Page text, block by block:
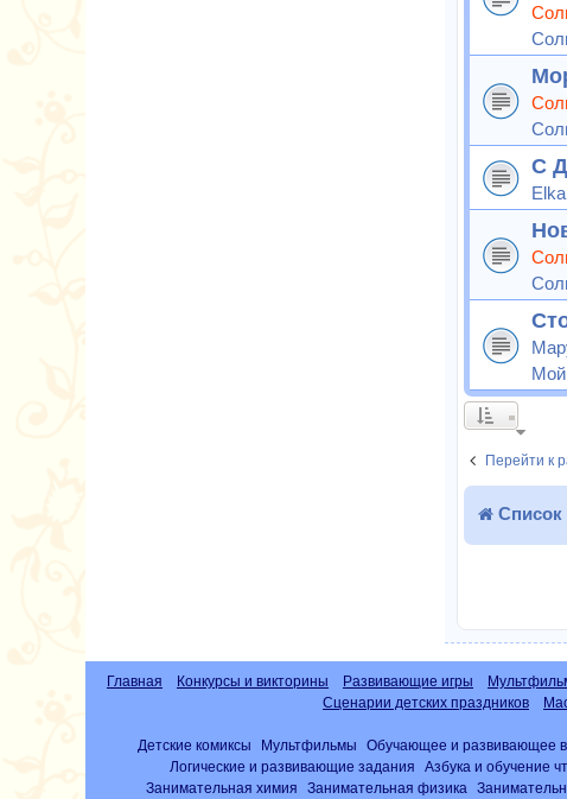
С
Elka
Мой
Перейти к
Главная Конкурсы и викторины Развивающие игры
Сценарии детских праздников
Детские комиксы Мультфильмы Обучающее и развивающее
Логические и развивающие задания
Азбука и обучение
Занимательная химия
Занимательная физика